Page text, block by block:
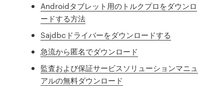
Androidタブレット用のトルクプロをダウンロ
ードする方法
Sajdbcドライバーをダウンロードする
急流から匿名でダウンロード
監査および保証サービスソリューションマニュ
アルの無料ダウンロード